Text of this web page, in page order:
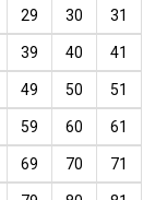
29 30 31
39 40 41
49 50 51
59 60 61
69 70 71